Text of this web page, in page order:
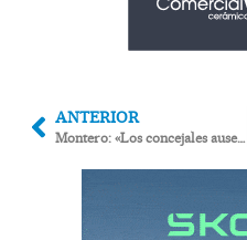
ANTERIOR
Montero: «Los concejales ausentes en la votación de la anulación de El Algarrobico serán expulsados del PSOE»